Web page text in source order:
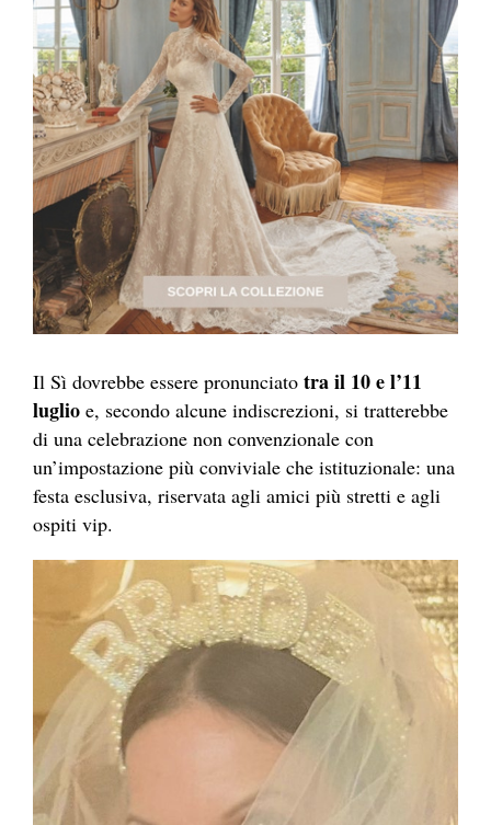
Il Sì dovrebbe essere pronunciato tra il 10 e l’11
luglio e, secondo alcune indiscrezioni, si tratterebbe
di una celebrazione non convenzionale con
un’impostazione più conviviale che istituzionale: una
festa esclusiva, riservata agli amici più stretti e agli
ospiti vip.